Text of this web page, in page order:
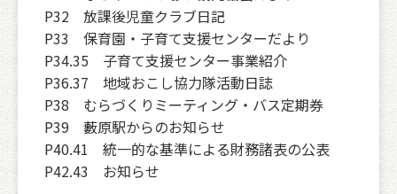
P32 放課後児童クラブ日記
P33 保育園・子育て支援センターだより
P34.35 子育て支援センター事業紹介
P36.37 地域おこし協力隊活動日誌
P38 むらづくりミーティング・バス定期券
P39 藪原駅からのお知らせ
P40.41 統一的な基準による財務諸表の公表
P42.43 お知らせ